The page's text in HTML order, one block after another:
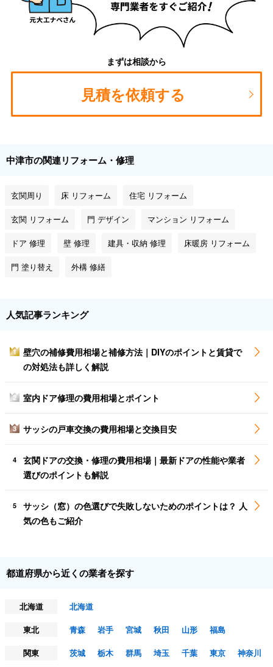
まずは相談から
見積を依頼する
中津市の関連リフォーム・修理
玄関周り 床 リフォーム 住宅 リフォーム
玄関 リフォーム 門 デザイン マンション リフォーム
ドア 修理 壁 修理 建具・収納 修理 床暖房 リフォーム
門 塗り替え 外構 修繕
人気記事ランキング
1
壁穴の補修費用相場と補修方法｜DIYのポイントと賃貸で
の対処法も詳しく解説
2 室内ドア修理の費用相場とポイント
3 サッシの戸車交換の費用相場と交換目安
4
玄関ドアの交換・修理の費用相場｜最新ドアの性能や業者
選びのポイントも解説
5
サッシ（窓）の色選びで失敗しないためのポイントは？ 人
気の色もご紹介
都道府県から近くの業者を探す
北海道
北海道
東北
青森 岩手 宮城 秋田 山形
福島
関東
茨城 栃木 群馬 埼玉 千葉 東京
神奈川